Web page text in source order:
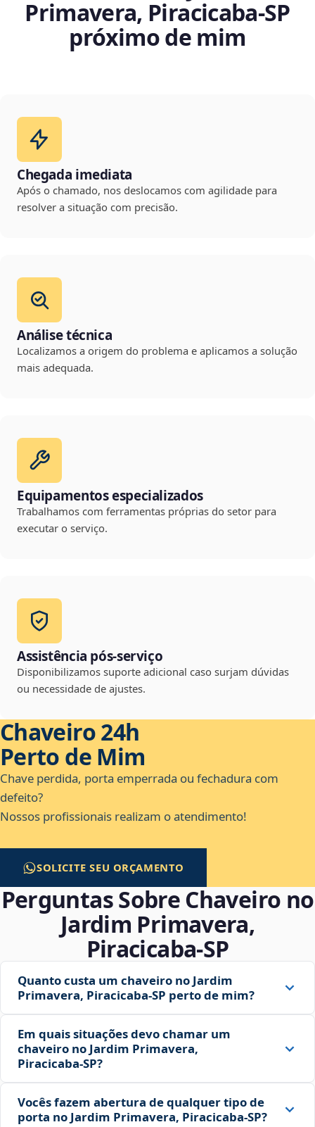
Primavera, Piracicaba‑SP
próximo de mim
Chegada imediata
Após o chamado, nos deslocamos com agilidade para
resolver a situação com precisão.
Análise técnica
Localizamos a origem do problema e aplicamos a solução
mais adequada.
Equipamentos especializados
Trabalhamos com ferramentas próprias do setor para
executar o serviço.
Assistência pós-serviço
Disponibilizamos suporte adicional caso surjam dúvidas
ou necessidade de ajustes.
Chaveiro 24h
Perto de Mim
Chave perdida, porta emperrada ou fechadura com
defeito?
Nossos profissionais realizam o atendimento!
SOLICITE SEU ORÇAMENTO
Perguntas Sobre Chaveiro no
Jardim Primavera,
Piracicaba‑SP
Quanto custa um chaveiro no Jardim
Primavera, Piracicaba‑SP perto de mim?
Em quais situações devo chamar um
chaveiro no Jardim Primavera,
Piracicaba‑SP?
Vocês fazem abertura de qualquer tipo de
porta no Jardim Primavera, Piracicaba‑SP?